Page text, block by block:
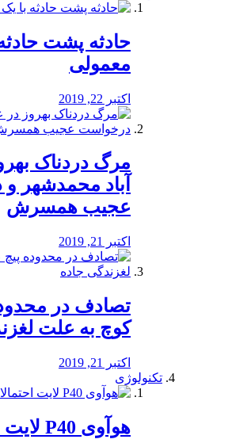
️حادثه پشت
معمولی
اکتبر 22, 2019
مرگ دردناک
آباد محمدشهر
عجیب همسرش
اکتبر 21, 2019
تصادف در
کوچ به علت
اکتبر 21, 2019
تکنولوژی
هوآوی P40 لایت احتمالا موبا